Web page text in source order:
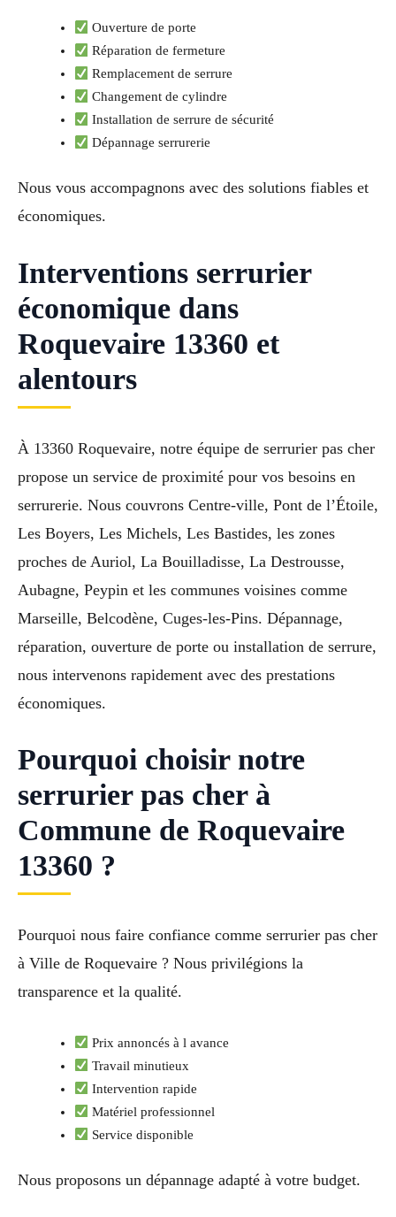
Ouverture de porte
Réparation de fermeture
Remplacement de serrure
Changement de cylindre
Installation de serrure de sécurité
Dépannage serrurerie
Nous vous accompagnons avec des solutions fiables et
économiques.
Interventions serrurier
économique dans
Roquevaire 13360 et
alentours
À 13360 Roquevaire, notre équipe de serrurier pas cher
propose un service de proximité pour vos besoins en
serrurerie. Nous couvrons Centre-ville, Pont de l’Étoile,
Les Boyers, Les Michels, Les Bastides, les zones
proches de Auriol, La Bouilladisse, La Destrousse,
Aubagne, Peypin et les communes voisines comme
Marseille, Belcodène, Cuges-les-Pins. Dépannage,
réparation, ouverture de porte ou installation de serrure,
nous intervenons rapidement avec des prestations
économiques.
Pourquoi choisir notre
serrurier pas cher à
Commune de Roquevaire
13360 ?
Pourquoi nous faire confiance comme serrurier pas cher
à Ville de Roquevaire ? Nous privilégions la
transparence et la qualité.
Prix annoncés à l avance
Travail minutieux
Intervention rapide
Matériel professionnel
Service disponible
Nous proposons un dépannage adapté à votre budget.